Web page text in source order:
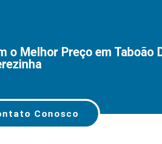
o Melhor Preço em Taboão
Conosco